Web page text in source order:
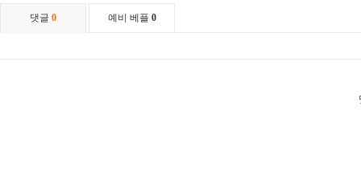
댓글 0 예비 베플 0